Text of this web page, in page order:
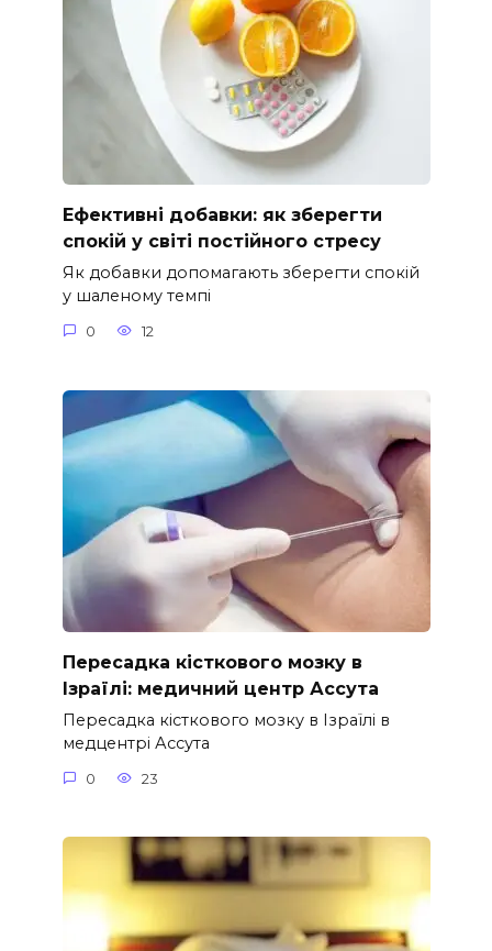
Ефективні добавки: як зберегти
спокій у світі постійного стресу
Як добавки допомагають зберегти спокій
у шаленому темпі
0 12
Пересадка кісткового мозку в
Ізраїлі: медичний центр Ассута
Пересадка кісткового мозку в Ізраїлі в
медцентрі Ассута
0 23